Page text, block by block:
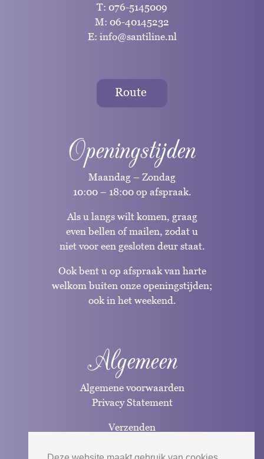
T: 076-5145009
M: 06-40145232
E: info@santiline.nl
Route
Openingstijden
Maandag – Zondag
10:00 – 18:00 op afspraak.
Als u langs wilt komen, graag
even bellen of mailen, zodat u
niet voor een gesloten deur staat.
Ook bent u op afspraak van harte
welkom buiten onze openingstijden;
ook in het weekend.
Algemeen
Algemene voorwaarden
Privacy Statement
Verzenden